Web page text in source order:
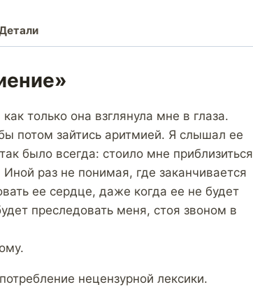
только она взглянула мне в глаза.
потом зайтись аритмией. Я слышал ее
было всегда: стоило мне приблизиться
раз не понимая, где заканчивается
ее сердце, даже когда ее не будет
преследовать меня, стоя звоном в
нецензурной лексики.